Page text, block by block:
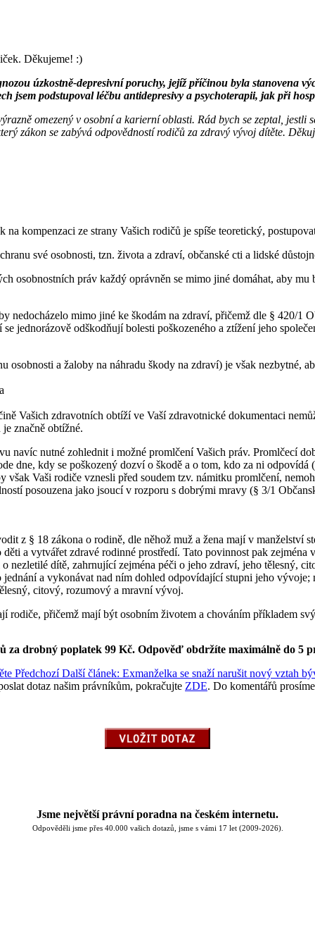
Děkujeme! :)
úzkostně-depresivní poruchy, jejíž příčinou byla stanovena
jsem podstupoval léčbu antidepresivy a psychoterapii, jak při
omezený v osobní a karierní oblasti. Rád bych se zeptal,
zákon se zabývá odpovědností rodičů za zdravý vývoj dítěte.
kompenzaci ze strany Vašich rodičů je spíše teoretický,
své osobnosti, tzn. života a zdraví, občanské cti a lidské
osobnostních práv každý oprávněn se mimo jiné domáhat, aby
nedocházelo mimo jiné ke škodám na zdraví, přičemž dle § 420/1
jednorázově odškodňují bolesti poškozeného a ztížení jeho
osobnosti a žaloby na náhradu škody na zdraví) je však nezbytné,
Vašich zdravotních obtíží ve Vaší zdravotnické dokumentaci
značně obtížné.
navíc nutné zohlednit i možné promlčení Vašich práv. Promlčecí
dne, kdy se poškozený dozví o škodě a o tom, kdo za ni
však Vaši rodiče vznesli před soudem tzv. námitku promlčení,
posouzena jako jsoucí v rozporu s dobrými mravy (§ 3/1
z § 18 zákona o rodině, dle něhož muž a žena mají v manželství
a vytvářet zdravé rodinné prostředí. Tato povinnost pak
nezletilé dítě, zahrnující zejména péči o jeho zdraví, jeho tělesný,
a vykonávat nad ním dohled odpovídající stupni jeho
citový, rozumový a mravní vývoj.
přičemž mají být osobním životem a chováním příkladem
za drobný poplatek 99 Kč. Odpověď obdržíte maximálně do 5
Předchozí Další článek: Exmanželka se snaží narušit nový vztah
dotaz našim právníkům, pokračujte ZDE. Do komentářů
Jsme největší právní poradna na českém internetu.
Odpověděli jsme přes 40.000 vašich dotazů, jsme s vámi 17 let (2009-2026).